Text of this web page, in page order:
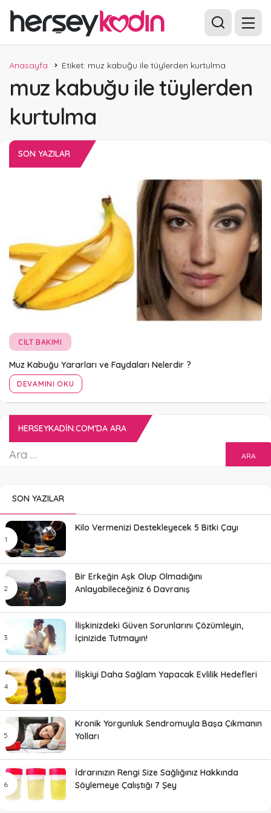
Anasayfa Etiket: muz kabuğu ile tüylerden kurtulma
muz kabuğu ile tüylerden
kurtulma
SON YAZILAR
CILT BAKIMI
Muz Kabuğu Yararları ve Faydaları Nelerdir ?
DEVAMINI OKU
HERSEYKADIN.COM’DA ARA
SON YAZILAR
Kilo Vermenizi Destekleyecek 5 Bitki Çayı
Bir Erkeğin Aşk Olup Olmadığını
Anlayabileceğiniz 6 Davranış
İlişkinizdeki Güven Sorunlarını Çözümleyin,
İçinizide Tutmayın!
İlişkiyi Daha Sağlam Yapacak Evlilik Hedefleri
Kronik Yorgunluk Sendromuyla Başa Çıkmanın
Yolları
İdrarınızın Rengi Size Sağlığınız Hakkında
Söylemeye Çalıştığı 7 Şey